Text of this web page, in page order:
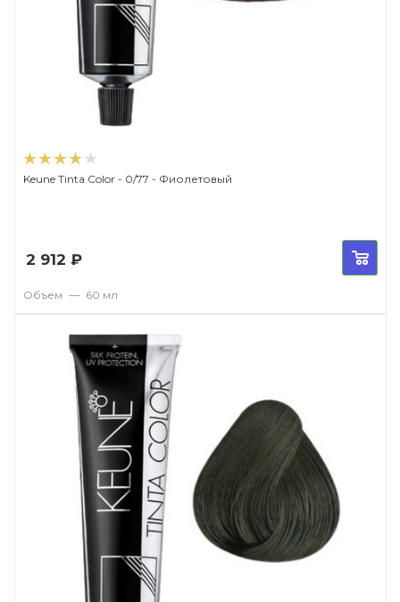
Keune Tinta Color - 0/77 - Фиолетовый
2 912 ₽
Объем — 60 мл